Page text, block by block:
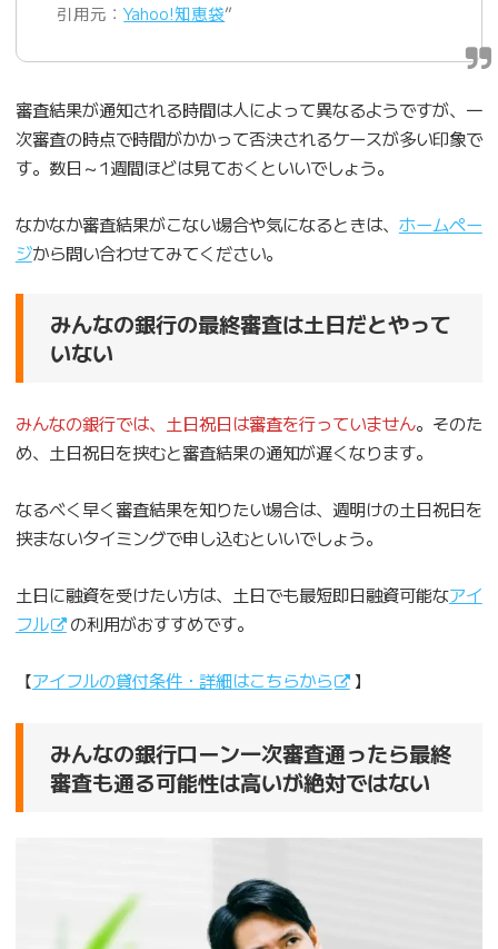
引用元：Yahoo!知恵袋”
審査結果が通知される時間は人によって異なるようですが、一
次審査の時点で時間がかかって否決されるケースが多い印象で
す。数日～1週間ほどは見ておくといいでしょう。
なかなか審査結果がこない場合や気になるときは、 ホームペー
ジから問い合わせてみてください。
みんなの銀行の最終審査は土日だとやって
いない
みんなの銀行では、土日祝日は審査を行っていません。そのた
め、土日祝日を挟むと審査結果の通知が遅くなります。
なるべく早く審査結果を知りたい場合は、週明けの土日祝日を
挟まないタイミングで申し込むといいでしょう。
土日に融資を受けたい方は、土日でも最短即日融資可能なアイ
フル
の利用がおすすめです。
【アイフルの貸付条件・詳細はこちらから 】
みんなの銀行ローン一次審査通ったら最終
審査も通る可能性は高いが絶対ではない